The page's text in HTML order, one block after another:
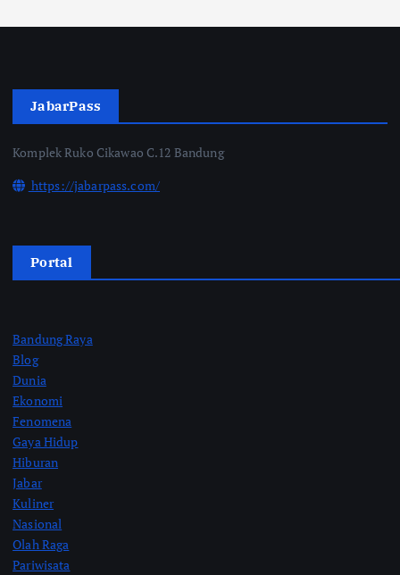
JabarPass
Komplek Ruko Cikawao C.12 Bandung
https://jabarpass.com/
Portal
Bandung Raya
Blog
Dunia
Ekonomi
Fenomena
Gaya Hidup
Hiburan
Jabar
Kuliner
Nasional
Olah Raga
Pariwisata